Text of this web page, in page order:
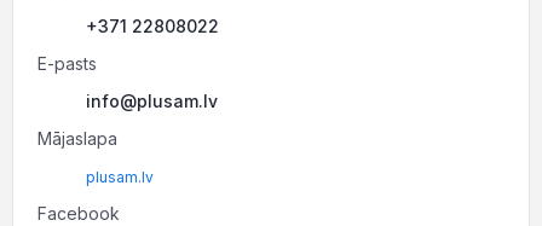
+371 22808022
E-pasts
info@plusam.lv
Mājaslapa
plusam.lv
Facebook